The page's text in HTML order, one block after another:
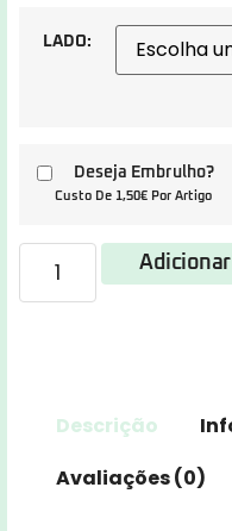
LADO:
Deseja Embrulho?
Custo De 1,50€ Por Artigo
Adicionar
Descrição
Avaliações (0)